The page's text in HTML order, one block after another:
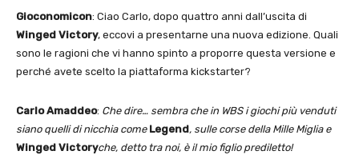
Gioconomicon: Ciao Carlo, dopo quattro anni dall’uscita di
Winged Victory, eccovi a presentarne una nuova edizione. Quali
sono le ragioni che vi hanno spinto a proporre questa versione e
perché avete scelto la piattaforma kickstarter?
Carlo Amaddeo: Che dire… sembra che in WBS i giochi più venduti
siano quelli di nicchia come Legend, sulle corse della Mille Miglia e
Winged Victoryche, detto tra noi, è il mio figlio prediletto!